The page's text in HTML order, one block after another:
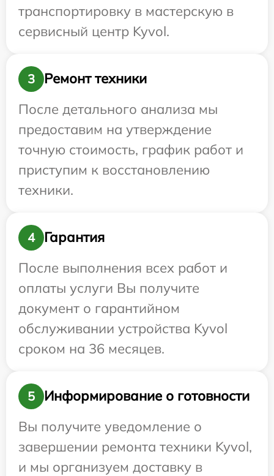
транспортировку в мастерскую в
сервисный центр Kyvol.
3
Ремонт техники
После детального анализа мы
предоставим на утверждение
точную стоимость, график работ и
приступим к восстановлению
техники.
4
Гарантия
После выполнения всех работ и
оплаты услуги Вы получите
документ о гарантийном
обслуживании устройства Kyvol
сроком на 36 месяцев.
5
Информирование о готовности
Вы получите уведомление о
завершении ремонта техники Kyvol,
и мы организуем доставку в